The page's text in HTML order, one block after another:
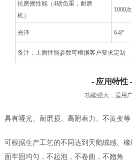
抗磨擦性能（4磅负重，耐磨
机）
1000
光泽 6-8°
备注：上面性能参数可根据客户要求定制
- 应用特性 -
功能强大，适用
具有哑光、耐磨损、高附着力、不黄变等
可根据生产工艺的不同达到天鹅绒感、
面牢固均匀，不起泡，不卷曲，不翘角